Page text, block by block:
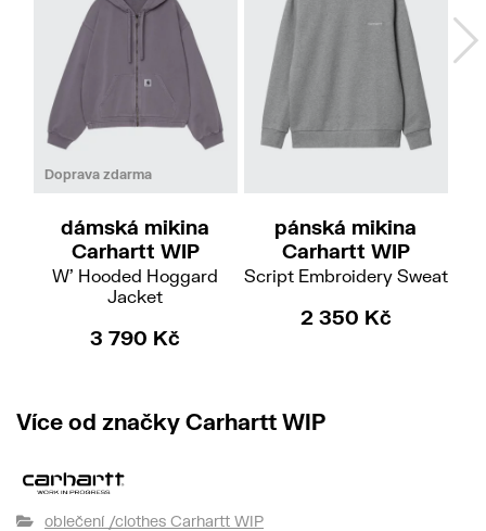
Doprava zdarma
XSS
dámská mikina
Carhartt WIP
W' Hooded Hoggard
Jacket
3 790 Kč
pánská mikina
Carhartt WIP
Script Embroidery Sweat
2 350 Kč
Více od značky Carhartt WIP
oblečení /clothes Carhartt WIP